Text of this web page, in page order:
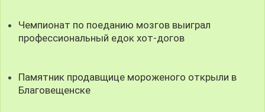
Чемпионат по поеданию мозгов выиграл
профессиональный едок хот-догов
Памятник продавщице мороженого открыли в
Благовещенске